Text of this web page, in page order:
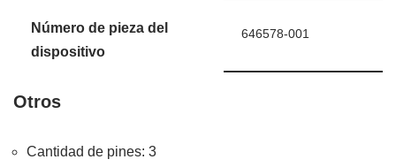
Número de pieza del
dispositivo
646578-001
Otros
Cantidad de pines: 3